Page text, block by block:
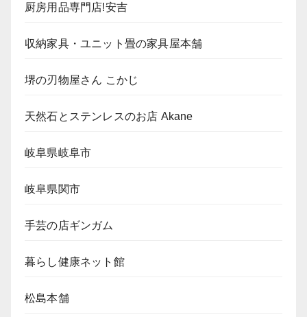
厨房用品専門店!安吉
収納家具・ユニット畳の家具屋本舗
堺の刃物屋さん こかじ
天然石とステンレスのお店 Akane
岐阜県岐阜市
岐阜県関市
手芸の店ギンガム
暮らし健康ネット館
松島本舗